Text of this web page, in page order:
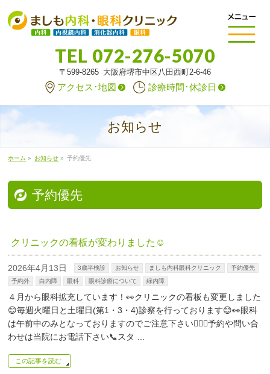
TEL 072-276-5070
〒599-8265 大阪府堺市中区八田西町2-6-46
アクセス･地図 診療時間･休診日
お知らせ
ホーム » お知らせ » 予約優先
予約優先
クリニックの看板が変わりました☺
2026年4月13日 3歳半検診 お知らせ ましも内科眼科クリニック
予約優先
予約外
白内障 眼科 眼科診療について 緑内障
４月から眼科拡充しています！👀クリニックの看板も変更しました
😊毎週火曜日と土曜日(第1・3・4)診察を行っております😊👀眼科
は午前中のみとなっておりますのでご注意下さい🙇🏻‍♀️予約や問い合
わせは当院にお電話下さい📞スタ …
この記事を読む